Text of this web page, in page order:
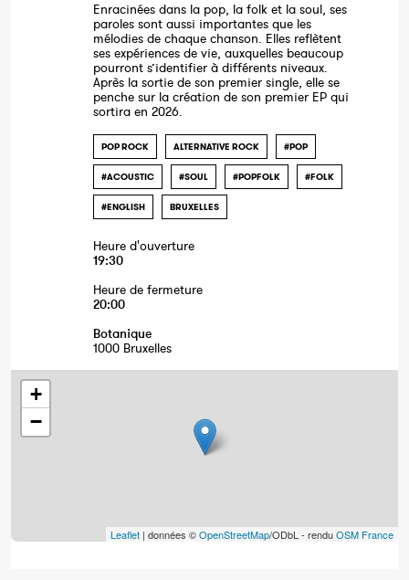
Enracinées dans la pop, la folk et la soul, ses
paroles sont aussi importantes que les
mélodies de chaque chanson. Elles reflètent
ses expériences de vie, auxquelles beaucoup
pourront s’identifier à différents niveaux.
Après la sortie de son premier single, elle se
penche sur la création de son premier EP qui
sortira en 2026.
POP ROCK ALTERNATIVE ROCK #POP
#ACOUSTIC #SOUL #POPFOLK #FOLK
#ENGLISH BRUXELLES
Heure d'ouverture
19:30
Heure de fermeture
20:00
Botanique
1000 Bruxelles
+
−
Leaflet | données ©OpenStreetMap/ODbL - renduOSM France